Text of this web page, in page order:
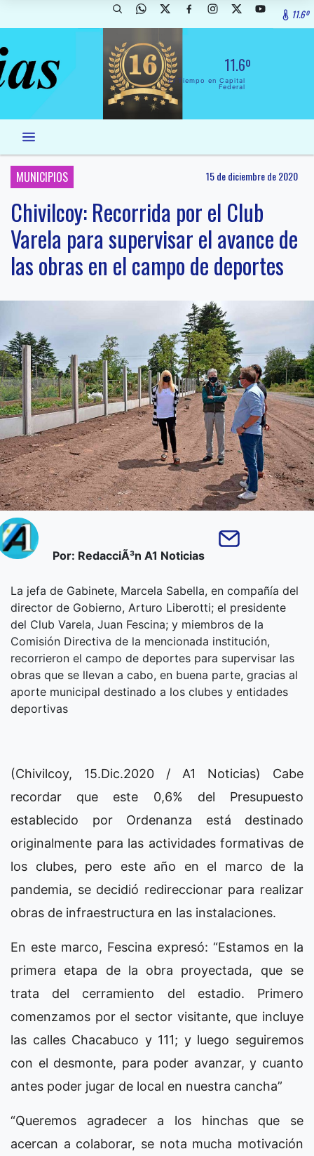
11.6º
11.6º
El Tiempo en Capital
Federal
MUNICIPIOS 15 de diciembre de 2020
Chivilcoy: Recorrida por el Club
Varela para supervisar el avance de
las obras en el campo de deportes
Por: RedacciÃ³n A1 Noticias
La jefa de Gabinete, Marcela Sabella, en compañía del
director de Gobierno, Arturo Liberotti; el presidente
del Club Varela, Juan Fescina; y miembros de la
Comisión Directiva de la mencionada institución,
recorrieron el campo de deportes para supervisar las
obras que se llevan a cabo, en buena parte, gracias al
aporte municipal destinado a los clubes y entidades
deportivas
(Chivilcoy, 15.Dic.2020 / A1 Noticias) Cabe
recordar que este 0,6% del Presupuesto
establecido por Ordenanza está destinado
originalmente para las actividades formativas de
los clubes, pero este año en el marco de la
pandemia, se decidió redireccionar para realizar
obras de infraestructura en las instalaciones.
En este marco, Fescina expresó: “Estamos en la
primera etapa de la obra proyectada, que se
trata del cerramiento del estadio. Primero
comenzamos por el sector visitante, que incluye
las calles Chacabuco y 111; y luego seguiremos
con el desmonte, para poder avanzar, y cuanto
antes poder jugar de local en nuestra cancha”
“Queremos agradecer a los hinchas que se
acercan a colaborar, se nota mucha motivación